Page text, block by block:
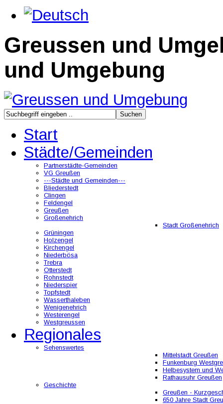
Greussen und
und Umgebung
Start
Städte/Gemeinden
Partnerstädte-Gemeinden
VG Greußen
---Städte und Gemeinden---
Bliederstedt
Clingen
Feldengel
Greußen
Großenehrich
Stadt Großenehrich
Grüningen
Holzengel
Kirchengel
Niederbösa
Trebra
Otterstedt
Rohnstedt
Niederspier
Topfstedt
Wasserthaleben
Wenigenehrich
Westerengel
Westgreussen
Regionales
Sehenswertes
Mittelstadt Greußen
Funkenburg
Helbesystem und
Rathausuhr Greußen
Geschichte
Greußen -
650 Jahre Stadt